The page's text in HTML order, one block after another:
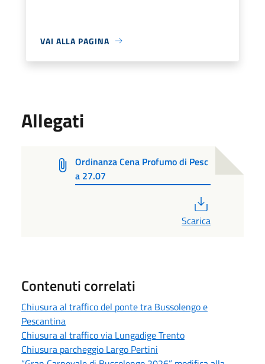
VAI ALLA PAGINA
Allegati
Ordinanza Cena Profumo di Pesc
a 27.07
Scarica
Contenuti correlati
Chiusura al traffico del ponte tra Bussolengo e
Pescantina
Chiusura al traffico via Lungadige Trento
Chiusura parcheggio Largo Pertini